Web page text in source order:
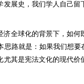
展史，我们学人自己
全球化的背景下，如
路就是：如果我们想
其是宪法文化的现代